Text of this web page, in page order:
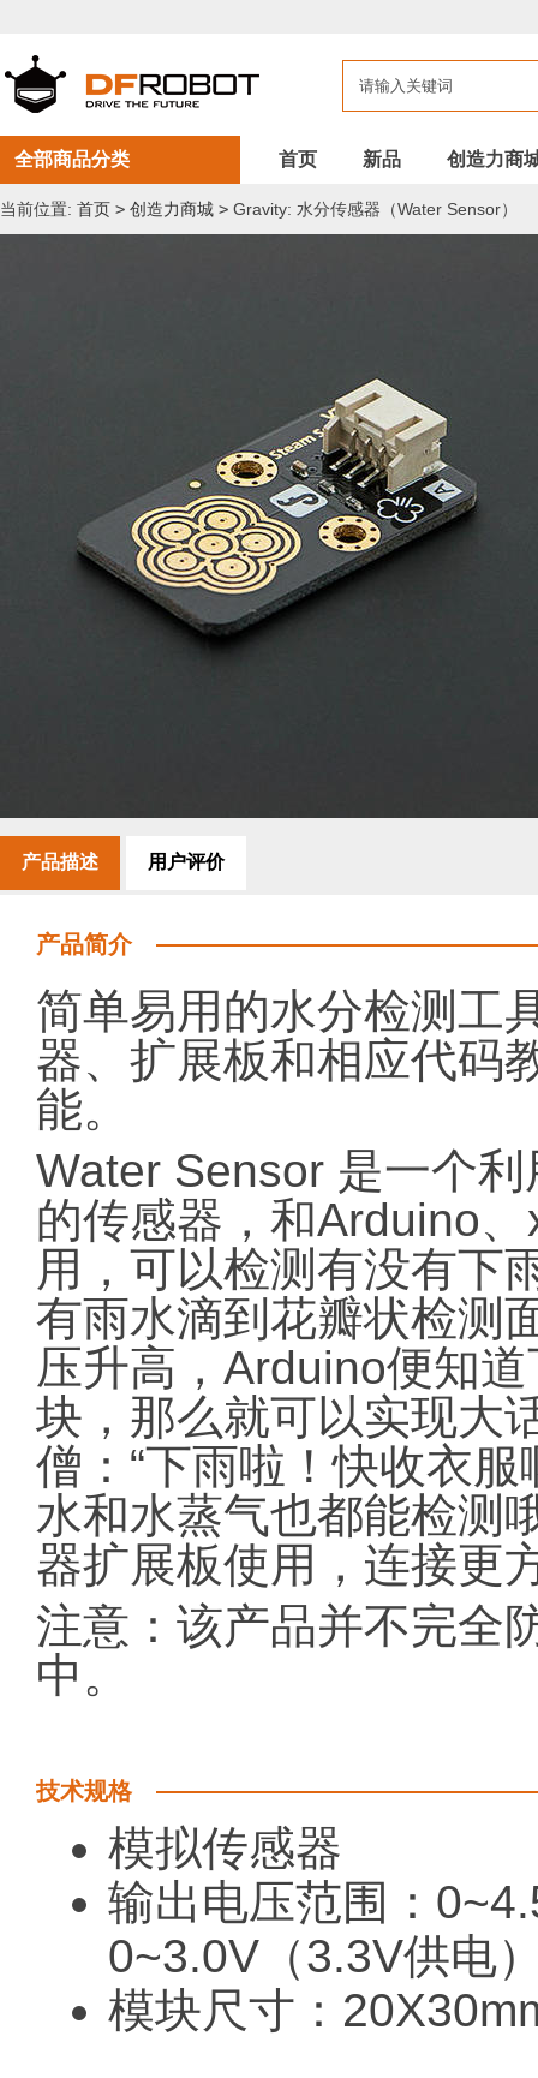
全部商品分类 首页 新品 创造力商
当前位置: 首页 > 创造力商城 > Gravity: 水分传感器（Water Sensor）
产品描述 用户评价
产品简介
简单易用的水分检测工
器、扩展板和相应代码
能。
Water Sensor 是一个
的传感器，和Arduino
用，可以检测有没有下
有雨水滴到花瓣状检测
压升高，Arduino便知
块，那么就可以实现大
僧：“下雨啦！快收衣
水和水蒸气也都能检测
器扩展板使用，连接更
注意：该产品并不完全
中。
技术规格
模拟传感器
输出电压范围：
0~3.0V（3.3V供电
模块尺寸：